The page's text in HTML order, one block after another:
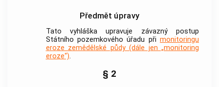
Předmět úpravy
Tato vyhláška upravuje závazný postup
Státního pozemkového úřadu při monitoringu
eroze zemědělské půdy (dále jen „monitoring
eroze“).
§ 2